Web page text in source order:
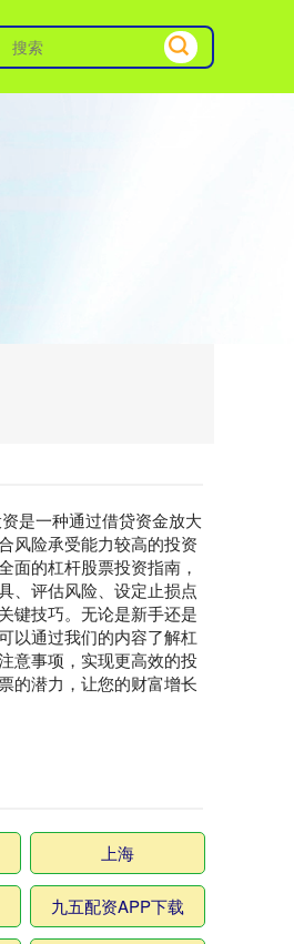
是一种通过借贷资金放大
风险承受能力较高的投资
面的杠杆股票投资指南，
、评估风险、设定止损点
键技巧。无论是新手还是
以通过我们的内容了解杠
意事项，实现更高效的投
的潜力，让您的财富增长
上海
九五配资APP下载